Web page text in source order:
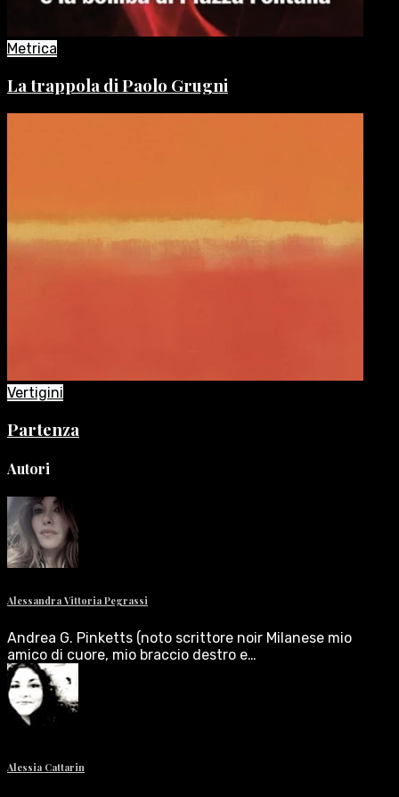
Metrica
La trappola di Paolo Grugni
Vertigini
Partenza
Autori
Alessandra Vittoria Pegrassi
Andrea G. Pinketts (noto scrittore noir Milanese mio
amico di cuore, mio braccio destro e…
Alessia Cattarin